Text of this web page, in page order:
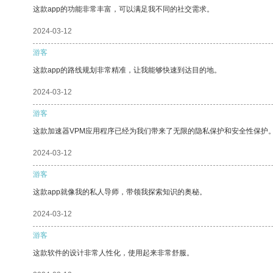
这款app的功能非常丰富，可以满足我不同的社交需求。
2024-03-12
游客
这款app的路线规划非常精准，让我能够快速到达目的地。
2024-03-12
游客
这款加速器VPM应用程序已经为我们带来了无限的隐私保护和安全性保护
2024-03-12
游客
这款app就像我的私人导师，带领我探索知识的奥秘。
2024-03-12
游客
这款软件的设计非常人性化，使用起来非常舒服。